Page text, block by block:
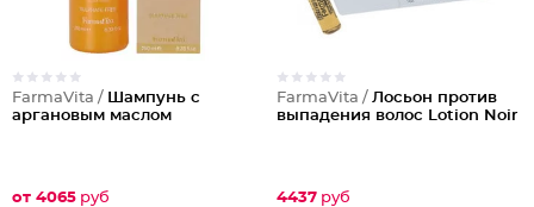
FarmaVita / Шампунь с
аргановым маслом
от 4065 руб
FarmaVita / Лосьон против
выпадения волос Lotion Noir
4437 руб